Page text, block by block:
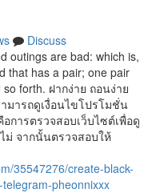
Discuss
outings are bad: which is,
that has a pair; one pair
forth. ฝากง่าย ถอนง่าย
มารถดูเงื่อนไขโปรโมชั่น
ารตรวจสอบเว็บไซต์เพื่อดู
ม่ จากนั้นตรวจสอบให้
35547276/create-black-
pheonnixxx